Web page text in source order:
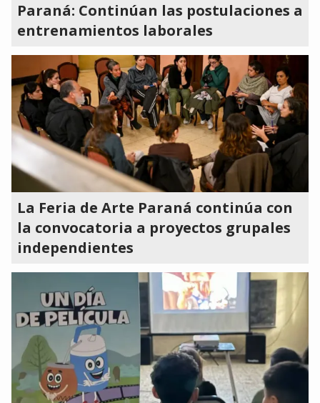
Paraná: Continúan las postulaciones a
entrenamientos laborales
La Feria de Arte Paraná continúa con
la convocatoria a proyectos grupales
independientes